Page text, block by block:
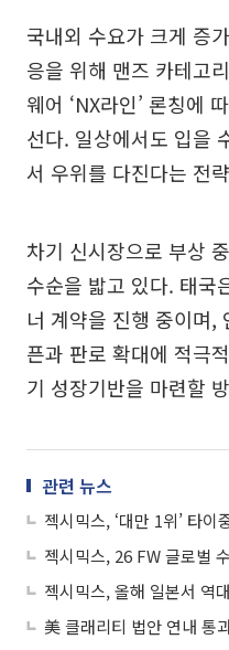
국내외 수요가 크게 증
응을 위해 맨즈 카테고
웨어 ‘NX라인’ 론칭에
선다. 일상에서도 입을
서 우위를 다진다는 전
차기 신시장으로 부상
수순을 밟고 있다. 태국
너 계약을 진행 중이며,
픈과 판로 확대에 적극
기 성장기반을 마련할
관련 뉴스
젝시믹스, 26 FW 글로벌
젝시믹스, 올해 일본서 역